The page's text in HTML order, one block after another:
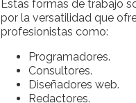
Estas formas de trabajo
por la versatilidad que
profesionistas como:
Programadores.
Consultores.
Diseñadores web.
Redactores.